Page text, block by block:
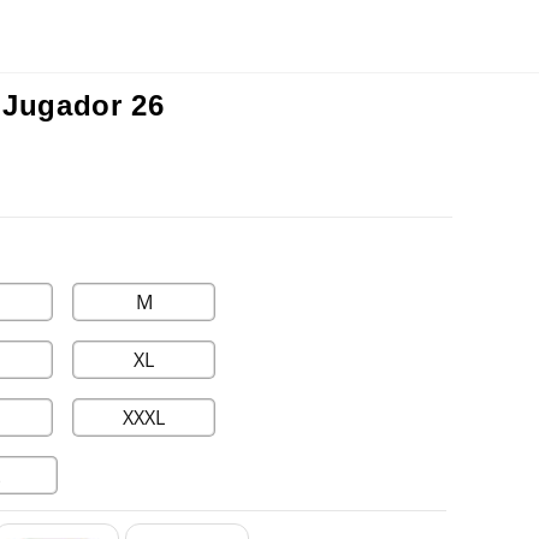
26
M
XL
XXXL